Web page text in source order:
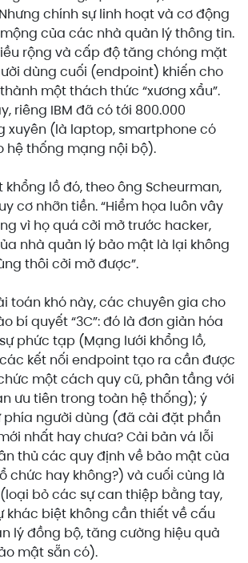
chính sự linh hoạt và cơ động
của các nhà quản lý thông tin.
rộng và cấp độ tăng chóng mặt
dùng cuối (endpoint) khiến cho
một thách thức “xương xẩu”.
riêng IBM đã có tới 800.000
xuyên (là laptop, smartphone có
hệ thống mạng nội bộ).
khổng lồ đó, theo ông Scheurman,
cơ nhỡn tiền. “Hiểm họa luôn vây
vì họ quá cởi mở trước hacker,
nhà quản lý bảo mật là lại không
thôi cởi mở được”.
toán khó này, các chuyên gia cho
bí quyết “3C”: đó là đơn giản hóa
phức tạp (Mạng lưới khổng lồ,
kết nối endpoint tạo ra cần được
một cách quy cũ, phân tầng với
ưu tiên trong toàn hệ thống); ý
người dùng (đã cài đặt phần
nhất hay chưa? Cài bản vá lỗi
thủ các quy định về bảo mật của
chức hay không?) và cuối cùng là
bỏ các sự can thiệp bằng tay,
khác biệt không cần thiết về cấu
lý đồng bộ, tăng cường hiệu quả
mật sẵn có).